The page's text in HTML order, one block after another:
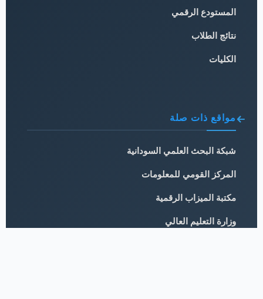
المستودع الرقمي
نتائج الطلاب
الكليات
مواقع ذات صلة
شبكة البحث العلمي السودانية
المركز القومي للمعلومات
مكتبة الميزاب الرقمية
وزارة التعليم العالي